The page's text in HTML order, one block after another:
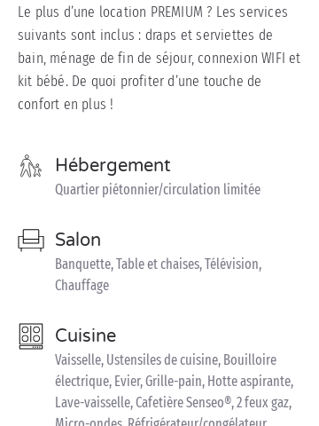
Le plus d’une location PREMIUM ? Les services
suivants sont inclus : draps et serviettes de
bain, ménage de fin de séjour, connexion WIFI et
kit bébé. De quoi profiter d’une touche de
confort en plus !
Hébergement
Quartier piétonnier/circulation limitée
Salon
Banquette, Table et chaises, Télévision,
Chauffage
Cuisine
Vaisselle, Ustensiles de cuisine, Bouilloire
électrique, Evier, Grille-pain, Hotte aspirante,
Lave-vaisselle, Cafetière Senseo®, 2 feux gaz,